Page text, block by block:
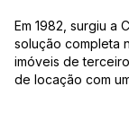
Em 1982, surgiu a
solução completa
imóveis de
de locação com